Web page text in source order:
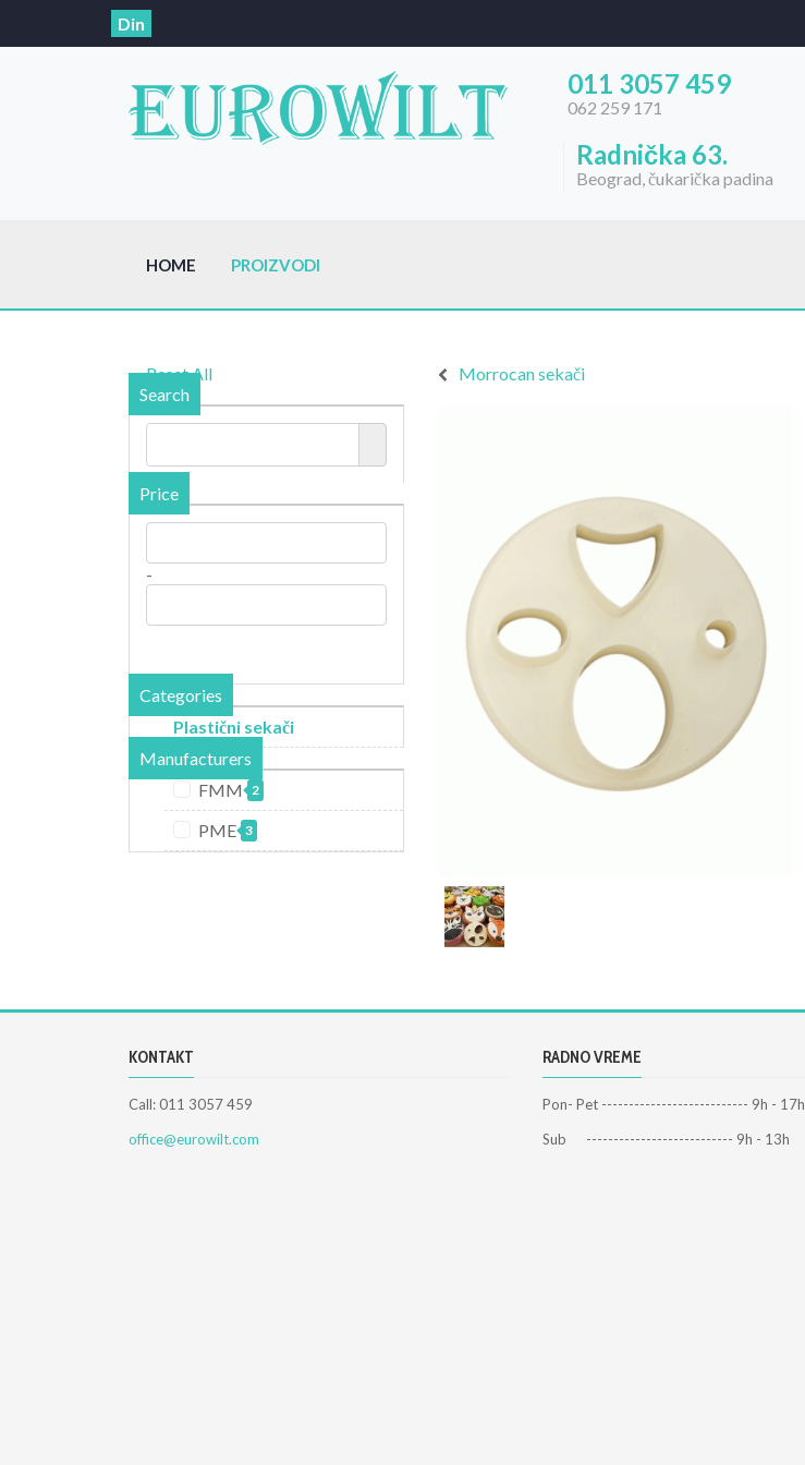
Din
011 3057 459
062 259 171
Radnička 63.
Beograd, čukarička padina
HOME PROIZVODI
Morrocan sekači
Reset All
Search
Price
-
Categories
Plastični sekači
Manufacturers
FMM
2
PME 3
KONTAKT
Call: 011 3057 459
office@eurowilt.com
RADNO VREME
Pon- Pet --------------------------- 9h - 17h
Sub --------------------------- 9h - 13h